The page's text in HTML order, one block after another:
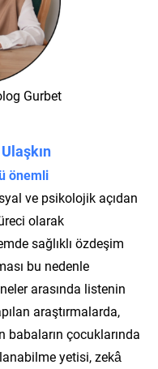
Gurbet
önemli
ve psikolojik açıdan
olarak
sağlıklı özdeşim
bu nedenle
arasında listenin
araştırmalarda,
çocuklarında
yetisi, zekâ